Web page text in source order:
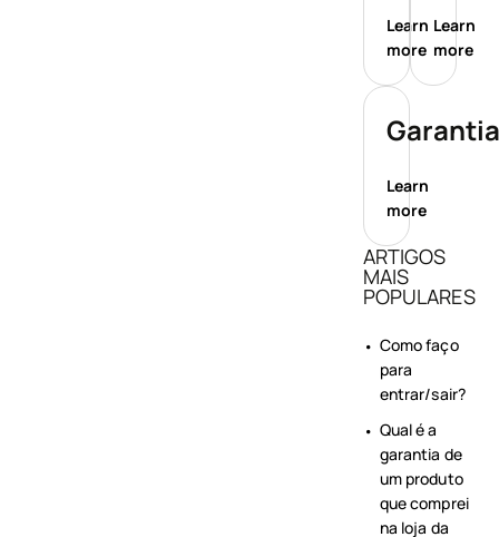
Learn
more
Learn
more
Learn
more
ARTIGOS
MAIS
POPULARES
Como faço
para
entrar/sair?
Qual é a
garantia de
um produto
que comprei
na loja da